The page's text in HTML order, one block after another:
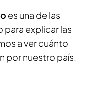
es una de las
para explicar las
a ver cuánto
por nuestro país.